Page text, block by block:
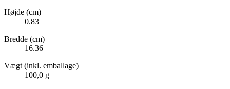
Højde (cm)
0.83
Bredde (cm)
16.36
Vægt (inkl. emballage)
100,0 g